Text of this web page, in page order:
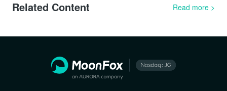
Related Content Read more >